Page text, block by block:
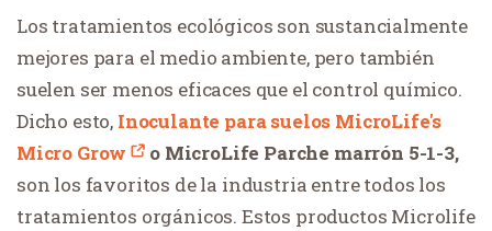
Los tratamientos ecológicos son sustancialmente
mejores para el medio ambiente, pero también
suelen ser menos eficaces que el control químico.
Dicho esto, Inoculante para suelos MicroLife's
Micro Grow
o MicroLife Parche marrón 5-1-3,
son los favoritos de la industria entre todos los
tratamientos orgánicos. Estos productos Microlife